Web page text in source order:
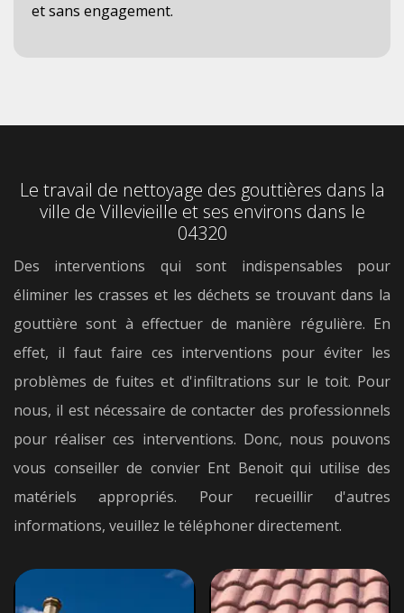
et sans engagement.
Le travail de nettoyage des gouttières dans la
ville de Villevieille et ses environs dans le
04320
Des interventions qui sont indispensables pour
éliminer les crasses et les déchets se trouvant dans la
gouttière sont à effectuer de manière régulière. En
effet, il faut faire ces interventions pour éviter les
problèmes de fuites et d'infiltrations sur le toit. Pour
nous, il est nécessaire de contacter des professionnels
pour réaliser ces interventions. Donc, nous pouvons
vous conseiller de convier Ent Benoit qui utilise des
matériels appropriés. Pour recueillir d'autres
informations, veuillez le téléphoner directement.